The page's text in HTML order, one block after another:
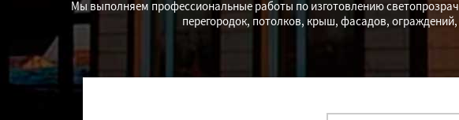
Мы выполняем профессиональные работы по изготовлению
перегородок, потолков, крыш, фасадов,